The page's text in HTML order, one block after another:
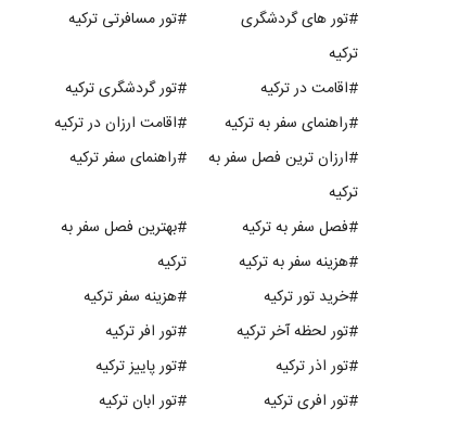
#تور مسافرتی ترکیه
#تور های گردشگری
ترکیه
#تور گردشگری ترکیه
#اقامت در ترکیه
#اقامت ارزان در ترکیه
#راهنمای سفر به ترکیه
#راهنمای سفر ترکیه
#ارزان ترین فصل سفر به
ترکیه
#بهترین فصل سفر به
ترکیه
#فصل سفر به ترکیه
#هزینه سفر به ترکیه
#هزینه سفر ترکیه
#خرید تور ترکیه
#تور افر ترکیه
#تور لحظه آخر ترکیه
#تور پاییز ترکیه
#تور اذر ترکیه
#تور ابان ترکیه
#تور افری ترکیه